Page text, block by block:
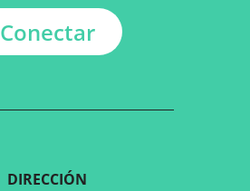
Conectar
DIRECCIÓN